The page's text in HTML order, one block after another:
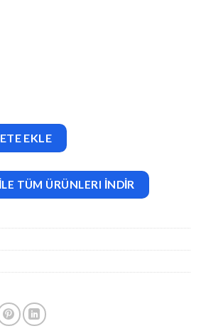
QuickDate Theme adet
EKLE
TÜM ÜRÜNLERI İNDİR